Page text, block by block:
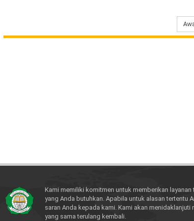
Kami memiliki komitmen untuk memberikan
yang Anda butuhkan. Apabila untuk alasan tertentu
saran Anda kepada kami. Kami akan
yang sama terulang kembali.